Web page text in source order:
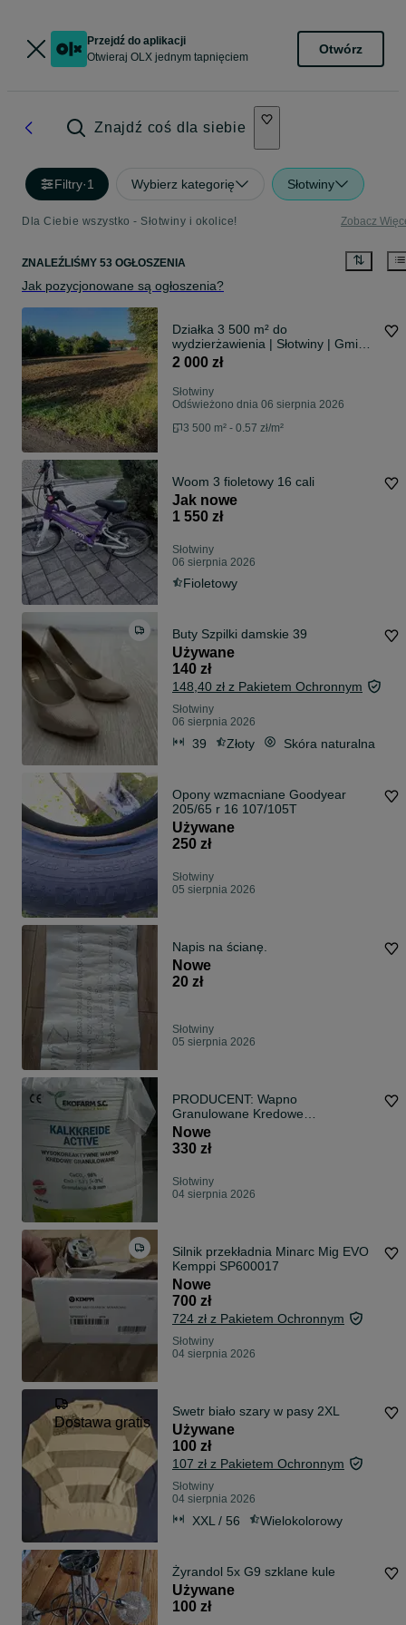
Przejdź do aplikacji
Otwieraj OLX jednym tapnięciem
Otwórz
Znajdź coś dla siebie
Filtry·1 Wybierz kategorię Słotwiny
Dla Ciebie wszystko - Słotwiny i okolice! Zobacz
ZNALEŹLIŚMY 53 OGŁOSZENIA
Jak pozycjonowane są ogłoszenia?
Działka 3 500 m² do
wydzierżawienia | Słotwiny | Gmina
Koluszki | Przy głównej drodze
2 000 zł
Słotwiny
Odświeżono dnia 06 sierpnia 2026
3 500 m² - 0.57 zł/m²
Woom 3 fioletowy 16 cali
Jak nowe
1 550 zł
Słotwiny
06 sierpnia 2026
Fioletowy
Buty Szpilki damskie 39
Używane
140 zł
148,40 zł z Pakietem Ochronnym
Słotwiny
06 sierpnia 2026
39 Złoty Skóra naturalna
Opony wzmacniane Goodyear
205/65 r 16 107/105T
Używane
250 zł
Słotwiny
05 sierpnia 2026
Napis na ścianę.
Nowe
20 zł
Słotwiny
05 sierpnia 2026
PRODUCENT: Wapno
Granulowane Kredowe
wysokoprocentowe 98%
Nowe
330 zł
Słotwiny
04 sierpnia 2026
Silnik przekładnia Minarc Mig EVO
Kemppi SP600017
Nowe
700 zł
724 zł z Pakietem Ochronnym
Słotwiny
04 sierpnia 2026
Dostawa gratis
Swetr biało szary w pasy 2XL
Używane
100 zł
107 zł z Pakietem Ochronnym
Słotwiny
04 sierpnia 2026
XXL / 56 Wielokolorowy
Żyrandol 5x G9 szklane kule
Używane
100 zł